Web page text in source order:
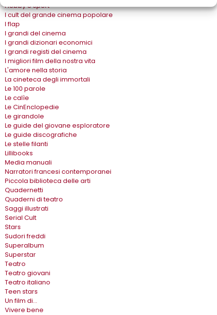
Hobby e sport
I cult del grande cinema popolare
I flap
I grandi del cinema
I grandi dizionari economici
I grandi registi del cinema
I migliori film della nostra vita
L'amore nella storia
La cineteca degli immortali
Le 100 parole
Le calìe
Le CinEnclopedie
Le girandole
Le guide del giovane esploratore
Le guide discografiche
Le stelle filanti
Lillibooks
Media manuali
Narratori francesi contemporanei
Piccola biblioteca delle arti
Quadernetti
Quaderni di teatro
Saggi illustrati
Serial Cult
Stars
Sudori freddi
Superalbum
Superstar
Teatro
Teatro giovani
Teatro italiano
Teen stars
Un film di…
Vivere bene